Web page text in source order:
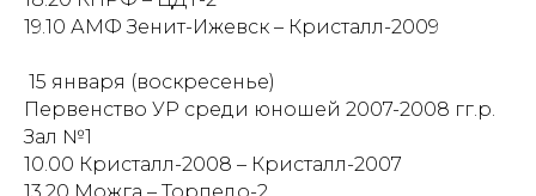
19.10 АМФ Зенит-Ижевск – Кристалл-2009
15 января (воскресенье)
Первенство УР среди юношей 2007-2008 гг.р.
Зал №1
10.00 Кристалл-2008 – Кристалл-2007